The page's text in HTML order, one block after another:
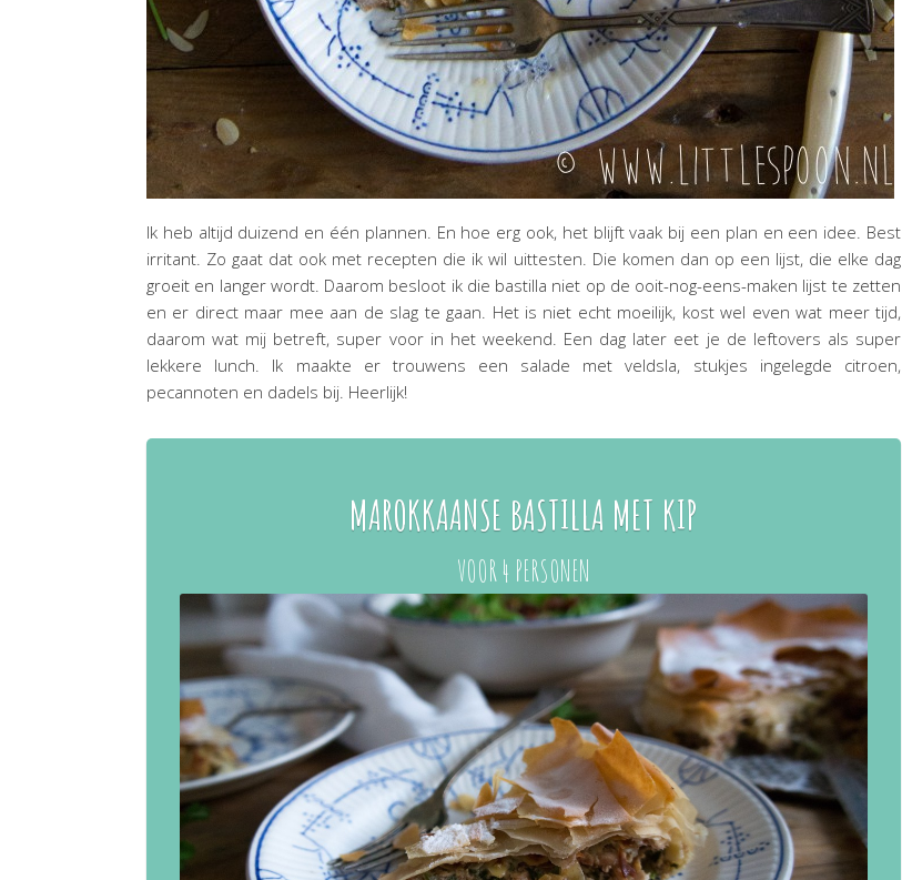
Ik heb altijd duizend en één plannen. En hoe erg ook, het blijft vaak bij een plan en een idee. Best
irritant. Zo gaat dat ook met recepten die ik wil uittesten. Die komen dan op een lijst, die elke dag
groeit en langer wordt. Daarom besloot ik die bastilla niet op de ooit-nog-eens-maken lijst te zetten
en er direct maar mee aan de slag te gaan. Het is niet echt moeilijk, kost wel even wat meer tijd,
daarom wat mij betreft, super voor in het weekend. Een dag later eet je de leftovers als super
lekkere lunch. Ik maakte er trouwens een salade met veldsla, stukjes ingelegde citroen,
pecannoten en dadels bij. Heerlijk!
MAROKKAANSE BASTILLA MET KIP
VOOR 4 PERSONEN